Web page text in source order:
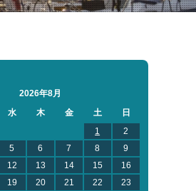
2026年8月
水 木 金 土
日
1
2
5 6 7 8
9
12 13 14 15
16
19 20 21 22
23